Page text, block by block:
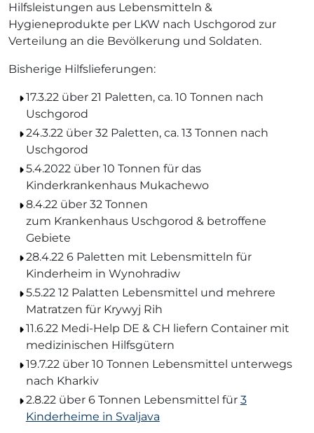
Hilfsleistungen aus Lebensmitteln &
Hygieneprodukte per LKW nach Uschgorod zur
Verteilung an die Bevölkerung und Soldaten.
Bisherige Hilfslieferungen:
17.3.22 über 21 Paletten, ca. 10 Tonnen nach
Uschgorod
24.3.22 über 32 Paletten, ca. 13 Tonnen nach
Uschgorod
5.4.2022 über 10 Tonnen für das
Kinderkrankenhaus Mukachewo
8.4.22 über 32 Tonnen
zum Krankenhaus Uschgorod & betroffene
Gebiete
28.4.22 6 Paletten mit Lebensmitteln für
Kinderheim in Wynohradiw
5.5.22 12 Palatten Lebensmittel und mehrere
Matratzen für Krywyj Rih
11.6.22 Medi-Help DE & CH liefern Container mit
medizinischen Hilfsgütern
19.7.22 über 10 Tonnen Lebensmittel unterwegs
nach Kharkiv
2.8.22 über 6 Tonnen Lebensmittel für 3
Kinderheime in Svaljava